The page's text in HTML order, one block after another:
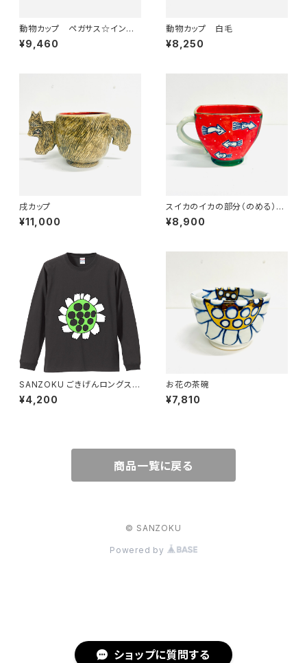
ショップに質問する
動物カップ ペガサス☆インディ
ゴブルー
¥9,460
動物カップ 白毛
¥8,250
戌カップ
¥11,000
スイカのイカの部分（のめる）☆
銀の種☆ みんなのSANZOK
U☆
¥8,900
SANZOKU ごきげんロングスリ
ーブT★（SUMI）
¥4,200
お花の茶碗
¥7,810
商品一覧に戻る
© SANZOKU
Powered by